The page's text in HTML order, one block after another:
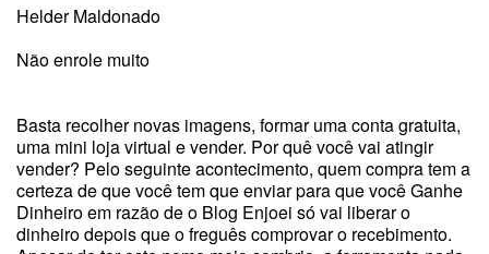
Helder Maldonado
Não enrole muito
Basta recolher novas imagens, formar uma conta gratuita,
uma mini loja virtual e vender. Por quê você vai atingir
vender? Pelo seguinte acontecimento, quem compra tem a
certeza de que você tem que enviar para que você Ganhe
Dinheiro em razão de o Blog Enjoei só vai liberar o
dinheiro depois que o freguês comprovar o recebimento.